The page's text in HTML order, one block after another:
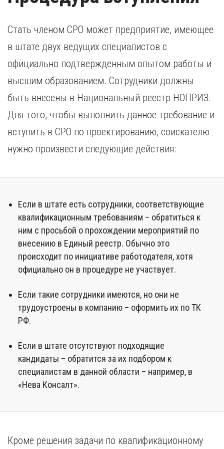
России, требуется копия свидетельства о признании
Стать членом СРО может предприятие, имеющее
в штате двух ведущих специалистов с
официально подтвержденным опытом работы и
высшим образованием. Сотрудники должны
быть внесены в Национальный реестр НОПРИЗ.
Для того, чтобы выполнить данное требование и
вступить в СРО по проектированию, соискателю
нужно произвести следующие действия:
Если в штате есть сотрудники, соответствующие
квалификационным требованиям – обратиться к
ним с просьбой о прохождении мероприятий по
внесению в Единый реестр. Обычно это
происходит по инициативе работодателя, хотя
официально он в процедуре не участвует.
Если такие сотрудники имеются, но они не
трудоустроены в компанию – оформить их по ТК
РФ.
Если в штате отсутствуют подходящие
кандидаты – обратится за их подбором к
специалистам в данной области – например, в
«Нева Консалт».
Кроме решения задачи по квалификационному